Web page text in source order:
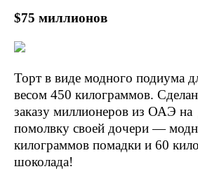
$75 миллионов
Торт в виде модного подиума
весом 450 килограммов.
заказу миллионеров из ОАЭ
помолвку своей дочери —
килограммов помадки и 60
шоколада!